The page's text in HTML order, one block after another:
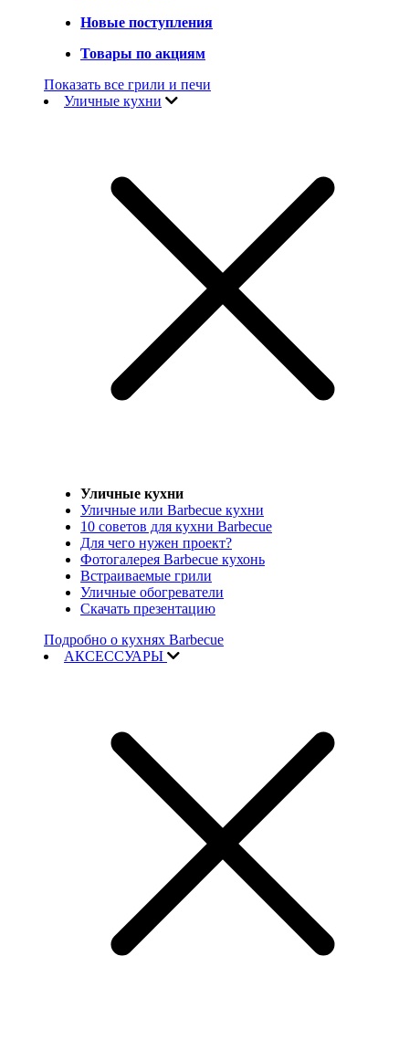
Новые поступления
Товары по акциям
Показать все грили и печи
Уличные кухни
Уличные кухни
Уличные или Barbecue кухни
10 советов для кухни Barbecue
Для чего нужен проект?
Фотогалерея Barbecue кухонь
Встраиваемые грили
Уличные обогреватели
Скачать презентацию
Подробно о кухнях Barbecue
АКСЕССУАРЫ